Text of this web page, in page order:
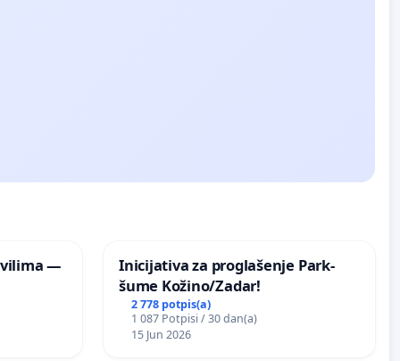
—
Inicijativa za proglašenje Park-
šume Kožino/Zadar!
2 778 potpis(a)
1 087 Potpisi / 30 dan(a)
15 Jun 2026